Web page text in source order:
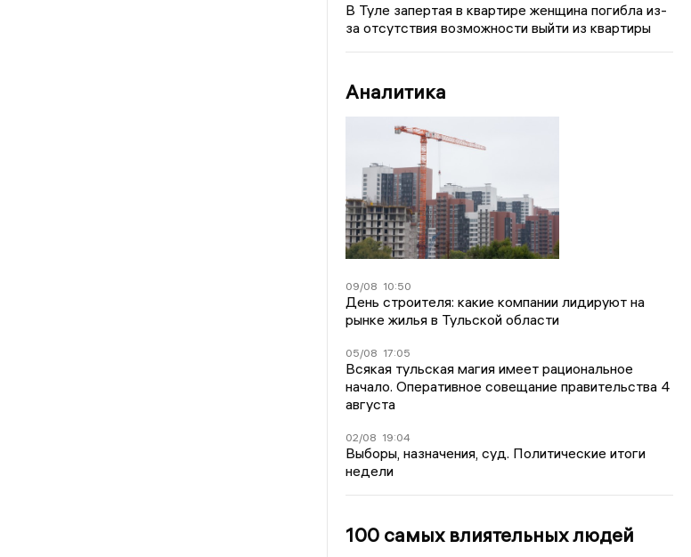
В Туле запертая в квартире женщина погибла из-
за отсутствия возможности выйти из квартиры
Аналитика
09/08 10:50
День строителя: какие компании лидируют на
рынке жилья в Тульской области
05/08 17:05
Всякая тульская магия имеет рациональное
начало. Оперативное совещание правительства 4
августа
02/08 19:04
Выборы, назначения, суд. Политические итоги
недели
100 самых влиятельных людей